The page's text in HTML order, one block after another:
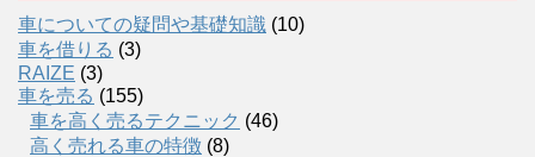
車についての疑問や基礎知識 (10)
車を借りる (3)
RAIZE (3)
車を売る (155)
車を高く売るテクニック (46)
高く売れる車の特徴 (8)